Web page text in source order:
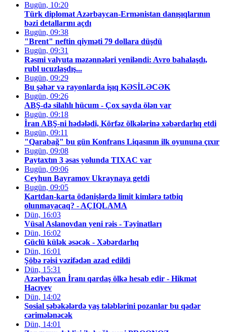
Bugün, 10:20
Türk diplomat Azərbaycan-Ermənistan danışıqlarının
bəzi detallarını açdı
Bugün, 09:38
"Brent" neftin qiyməti 79 dollara düşdü
Bugün, 09:31
Rəsmi valyuta məzənnələri yeniləndi: Avro bahalaşdı,
rubl ucuzlaşdış...
Bugün, 09:29
Bu şəhər və rayonlarda işıq KƏSİLƏCƏK
Bugün, 09:26
ABŞ-də silahlı hücum - Çox sayda ölən var
Bugün, 09:18
İran ABŞ-ni hədələdi, Körfəz ölkələrinə xəbərdarlıq etdi
Bugün, 09:11
"Qarabağ" bu gün Konfrans Liqasının ilk oyununa çıxır
Bugün, 09:08
Paytaxtın 3 əsas yolunda TIXAC var
Bugün, 09:06
Ceyhun Bayramov Ukraynaya getdi
Bugün, 09:05
Kartdan-karta ödənişlərdə limit kimlərə tətbiq
olunmayacaq? - AÇIQLAMA
Dün, 16:03
Vüsal Aslanovdan yeni rəis - Təyinatları
Dün, 16:02
Güclü külək əsəcək - Xəbərdarlıq
Dün, 16:01
Şöbə rəisi vəzifədən azad edildi
Dün, 15:31
Azərbaycan İranı qardaş ölkə hesab edir - Hikmət
Hacıyev
Dün, 14:02
Sosial şəbəkələrdə yaş tələblərini pozanlar bu qədər
cərimələnəcək
Dün, 14:01